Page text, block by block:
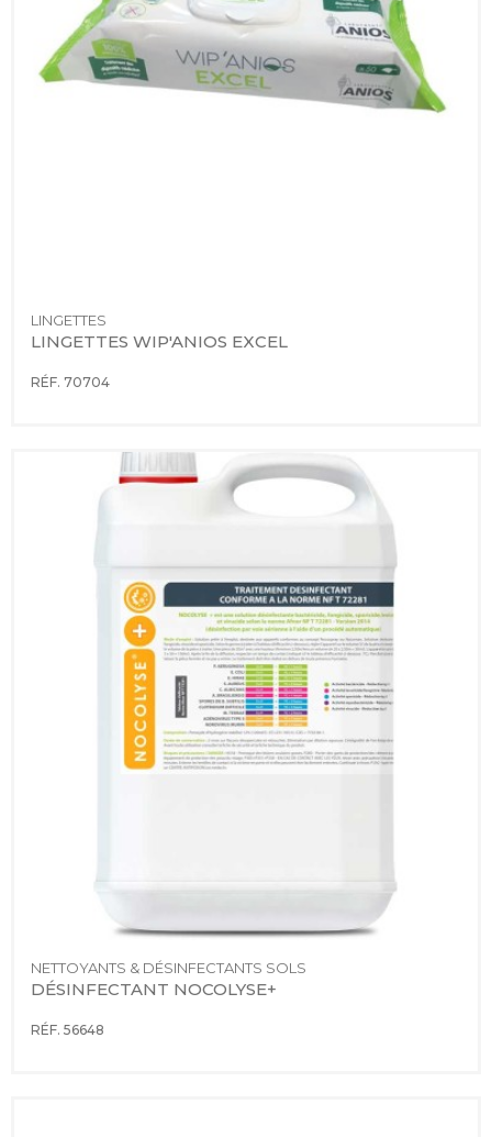
LINGETTES
LINGETTES WIP'ANIOS EXCEL
RÉF. 70704
NETTOYANTS & DÉSINFECTANTS SOLS
DÉSINFECTANT NOCOLYSE+
RÉF. 56648